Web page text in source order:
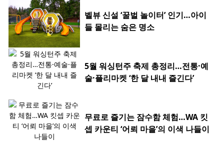
벨뷰 신설 ‘꿀벌 놀이터’ 인기…아이
들 몰리는 숨은 명소
5월 워싱턴주 축제 총정리…전통·예
술·플리마켓 ‘한 달 내내 즐긴다’
무료로 즐기는 잠수함 체험…WA 킷
셉 카운티 ‘어뢰 마을’의 이색 나들이